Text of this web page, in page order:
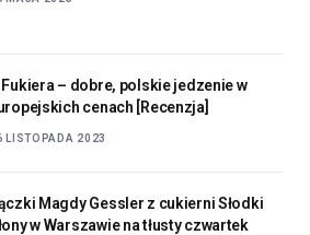
Fukiera – dobre, polskie jedzenie w
cenach [Recenzja]
LISTOPADA 2023
Magdy Gessler z cukierni Słodki
w Warszawie na tłusty czwartek